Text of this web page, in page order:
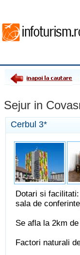
Sejur in
Cerbul 3*
Dotari si
sala de
Se afla la 2km
Factori naturali